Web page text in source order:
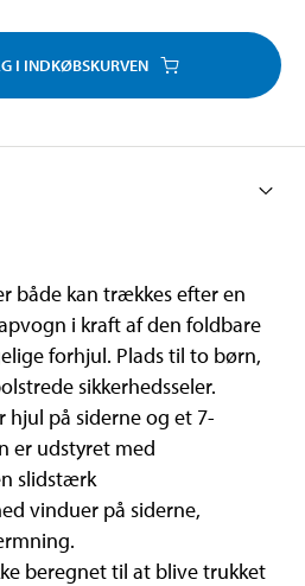
I INDKØBSKURVEN
både kan trækkes efter en
i kraft af den foldbare
forhjul. Plads til to børn,
sikkerhedsseler.
på siderne og et 7-
er udstyret med
slidstærk
vinduer på siderne,
beregnet til at blive trukket